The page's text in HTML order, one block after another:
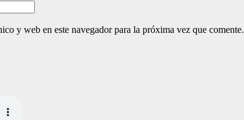
y web en este navegador para la próxima vez que comente.